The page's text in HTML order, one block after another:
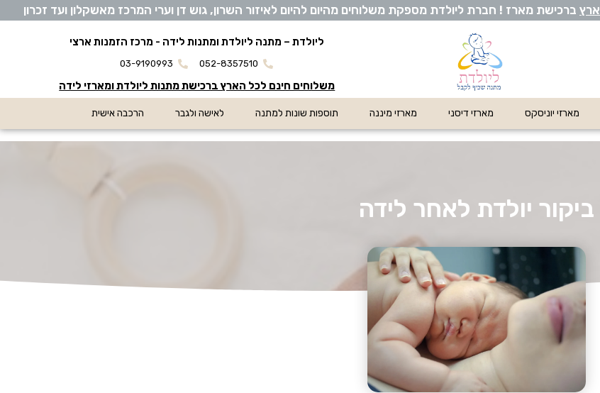
ארץ ברכישת מארז ! חברת ליולדת מספקת משלוחים מהיום להיום לאיזור השרון, גוש דן וערי המרכז מאשקלון ועד זכרון
ליולדת – מתנה ליולדת ומתנות לידה - מרכז הזמנות ארצי
052-8357510
03-9190993
משלוחים חינם לכל הארץ ברכישת מתנות ליולדת ומארזי לידה
מארזי יוניסקס מארזי דיסני מארזי מיננה תוספות שונות למתנה לאישה ולגבר הרכבה אישית
ביקור יולדת לאחר לידה